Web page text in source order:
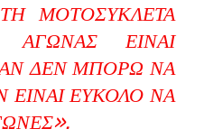
ΜΟΤΟΣΥΚΛΈΤΑ
ΕΊΝΑΙ
ΔΕΝ ΜΠΟΡΏ ΝΑ
ΕΊΝΑΙ ΕΎΚΟΛΟ ΝΑ